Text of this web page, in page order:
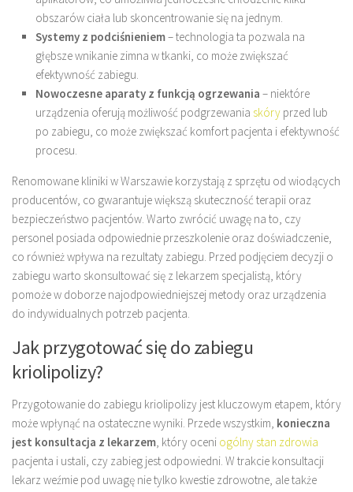
obszarów ciała lub skoncentrowanie się na jednym.
Systemy z podciśnieniem– technologia ta pozwala na
głębsze wnikanie zimna w tkanki, co może zwiększać
efektywność zabiegu.
Nowoczesne aparaty z funkcją ogrzewania – niektóre
urządzenia oferują możliwość podgrzewania skóry przed lub
po zabiegu, co może zwiększać komfort pacjenta i efektywność
procesu.
Renomowane kliniki w Warszawie korzystają z sprzętu od wiodących
producentów, co gwarantuje większą skuteczność terapii oraz
bezpieczeństwo pacjentów. Warto zwrócić uwagę na to, czy
personel posiada odpowiednie przeszkolenie oraz doświadczenie,
co również wpływa na rezultaty zabiegu. Przed podjęciem decyzji o
zabiegu warto skonsultować się z lekarzem specjalistą, który
pomoże w doborze najodpowiedniejszej metody oraz urządzenia
do indywidualnych potrzeb pacjenta.
Jak przygotować się do zabiegu
kriolipolizy?
Przygotowanie do zabiegu kriolipolizy jest kluczowym etapem, który
może wpłynąć na ostateczne wyniki. Przede wszystkim, konieczna
jest konsultacja z lekarzem, który oceni ogólny stan zdrowia
pacjenta i ustali, czy zabieg jest odpowiedni. W trakcie konsultacji
lekarz weźmie pod uwagę nie tylko kwestie zdrowotne, ale także